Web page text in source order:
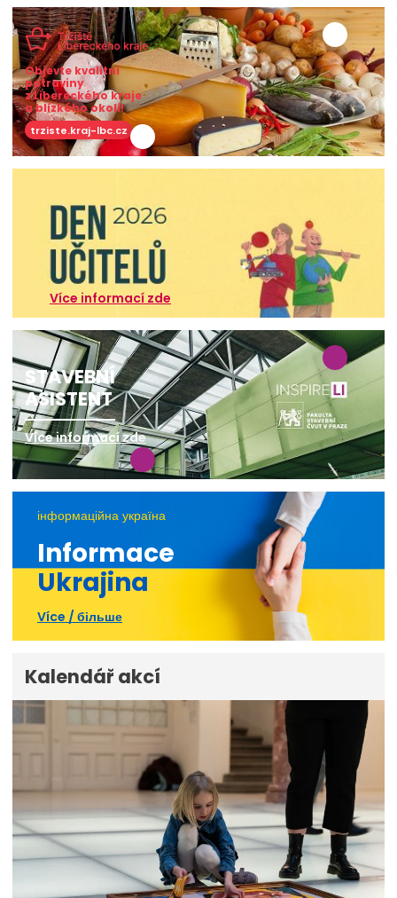
Objevte kvalitní
potraviny
z Libereckého kraje
a blízkého okolí!
trziste.kraj-lbc.cz
Více informací zde
STAVEBNÍ
ASISTENT
Více informací zde
інформаційна україна
Informace
Ukrajina
Více / більше
Kalendář akcí